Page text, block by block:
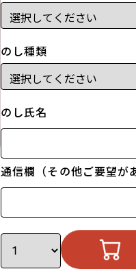
のし種類
のし氏名
通信欄（その他ご要望が